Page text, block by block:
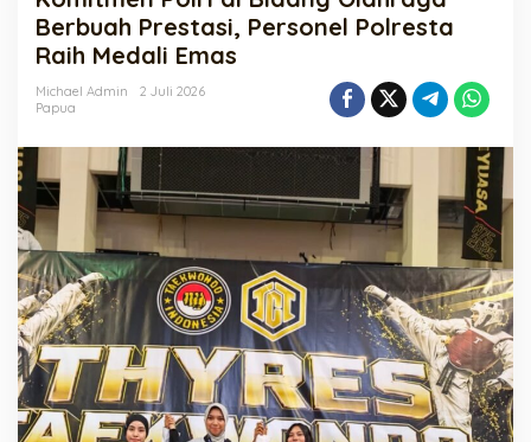
Bidang
Olahraga
Berbuah
Prestasi,
Raih
Emas
Berbuah Prestasi, Personel Polresta
Raih Medali Emas
Michael Admin
2 Juli 2026
Papua